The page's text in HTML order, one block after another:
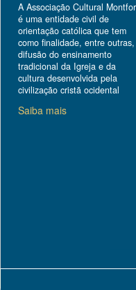
A Associação Cultural
é uma entidade civil de
orientação católica que tem
como finalidade, entre
difusão do ensinamento
tradicional da Igreja e da
cultura desenvolvida pela
civilização cristã ocidental
Saiba mais